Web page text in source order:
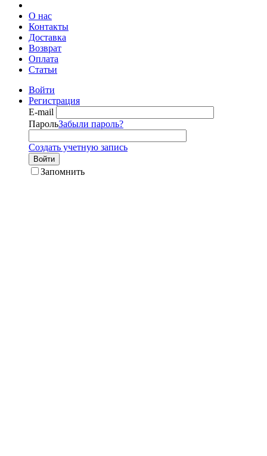
О нас
Контакты
Доставка
Возврат
Оплата
Статьи
Войти
Регистрация
E-mail
ПарольЗабыли пароль?
Создать учетную запись
Войти
Запомнить